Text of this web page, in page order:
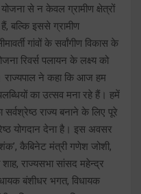
से न केवल ग्रामीण क्षेत्रों
बल्कि इससे ग्रामीण
गांवों के सर्वांगीण विकास के
रिवर्स पलायन के लक्ष्य को
राज्यपाल ने कहा कि आज हम
का उत्सव मना रहे हैं। हमें
राज्य बनाने के लिए पूरे
योगदान देना है। इस अवसर
कैबिनेट मंत्री गणेश जोशी,
शाह, राज्यसभा सांसद महेन्द्र
बंशीधर भगत, विधायक